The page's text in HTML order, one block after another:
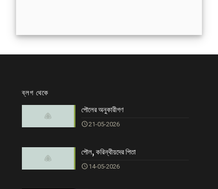
ব্লগ থেকে
পৌলের অনুকারীগণ
21-05-2026
পৌল, করিন্থীয়দের পিতা
14-05-2026